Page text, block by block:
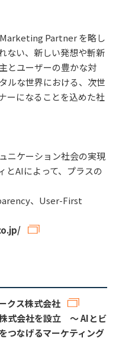
Partner を略し
ない、新しい発想や斬新
とユーザーの豊かな対
ルな世界における、次世
ーになることを込めた社
ニケーション社会の実現
AIによって、プラスの
、User-First
クス株式会社
式会社を設立 ～ AIとビ
つなげるマーケティング